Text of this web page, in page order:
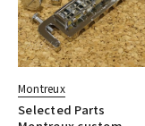
Montreux
Selected Parts